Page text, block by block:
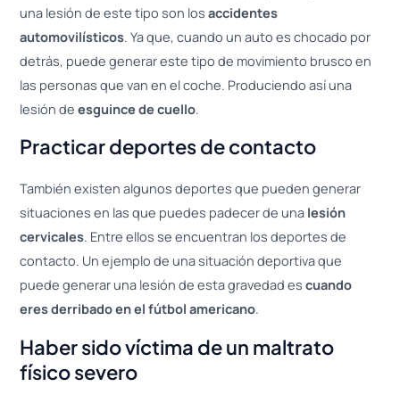
una lesión de este tipo son losaccidentes
automovilísticos. Ya que, cuando un auto es chocado por
detrás, puede generar este tipo de movimiento brusco en
las personas que van en el coche. Produciendo así una
lesión deesguince de cuello.
Practicar deportes de contacto
También existen algunos deportes que pueden generar
situaciones en las que puedes padecer de una lesión
cervicales. Entre ellos se encuentran los deportes de
contacto. Un ejemplo de una situación deportiva que
puede generar una lesión de esta gravedad escuando
eres derribado en el fútbol americano.
Haber sido víctima de un maltrato
físico severo